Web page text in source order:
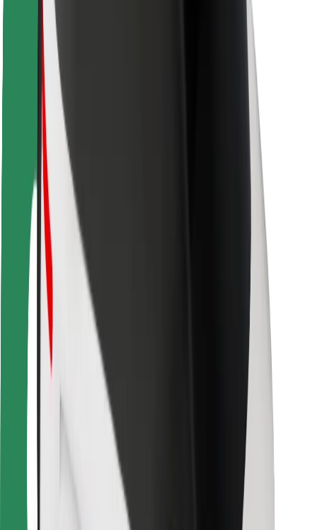
Cidades
Localizações
Soluções para as cidades
Aeroportos
Estações de carregamento da Bolt
Ajuda
Para passageiros
Para motoristas
Para estafetas
Bolt Food
Para gestores de frota
Para restaurantes
Bolt for Business
Fornecedores
Termos & Condições